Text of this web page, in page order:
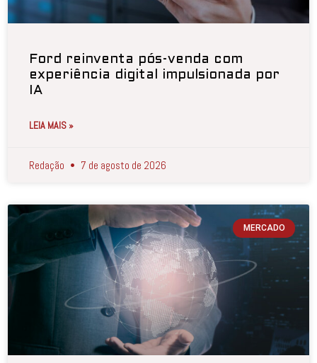
Ford reinventa pós-venda com
experiência digital impulsionada por
IA
LEIA MAIS »
Redação 7 de agosto de 2026
MERCADO